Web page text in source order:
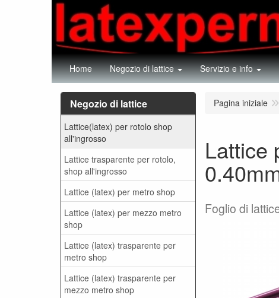
Home Negozio di lattice Servizio e info
Negozio di lattice
Lattice(latex) per rotolo shop
all'ingrosso
Lattice trasparente per rotolo,
shop all'ingrosso
Lattice (latex) per metro shop
Lattice (latex) per mezzo metro
shop
Lattice (latex) trasparente per
metro shop
Lattice (latex) trasparente per
mezzo metro shop
Pagina iniziale
Lattice
Foglio di